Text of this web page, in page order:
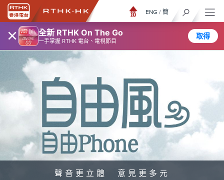
× 全新 RTHK On The Go
一手掌握 RTHK 電台、電視節目
取得
ENG / 簡
聲音更立體 意見更多元